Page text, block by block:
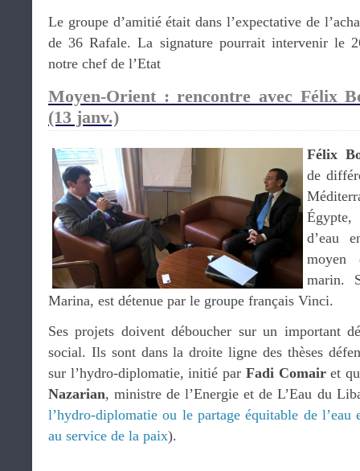
Le groupe d’amitié était dans l’expectative de
de 36 Rafale. La signature pourrait intervenir le
notre chef de l’Etat
Moyen-Orient : rencontre avec Félix
(13 janv.)
Félix
de
d’eau
moyen
marin.
Marina, est détenue par le groupe français Vinci.
Ses projets doivent déboucher sur un important
social. Ils sont dans la droite ligne des thèses
sur l’hydro-diplomatie, initié par Fadi Comairet
Nazarian, ministre de l’Energie et de L’Eau du
l’hydro-diplomatie ou le partage équitable de
au service de la paix).